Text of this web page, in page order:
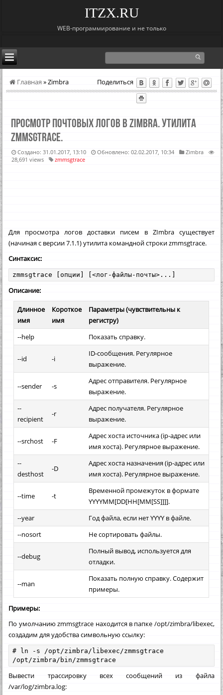
ITZX.RU
WEB-программирование и не только
Главная »Zimbra Поделиться
Просмотр почтовых логов в Zimbra. Утилита
zmmsgtrace.
Создано: 31.01.2017, 13:10 Обновлено: 02.02.2017, 10:34
Zimbra
28,691 views
zmmsgtrace
Для просмотра логов доставки писем в ZImbra существует
(начиная с версии 7.1.1) утилита командной строки zmmsgtrace.
Синтаксис:
zmmsgtrace [опции] [<лог-файлы-почты>...]
Описание:
Длинное
имя
Короткое
имя
Параметры (чувствительны к
регистру)
--help
Показать справку.
--id -i
ID-сообщения. Регулярное
выражение.
--sender -s
Адрес отправителя. Регулярное
выражение.
--
recipient
-r
Адрес получателя. Регулярное
выражение.
--srchost -F
Адрес хоста источника (ip-адрес или
имя хоста). Регулярное выражение.
--
desthost
-D
Адрес хоста назначения (ip-адрес или
имя хоста). Регулярное выражение.
--time -t
Временной промежуток в формате
YYYYMM[DD[HH[MM[SS]]]].
--year
Год файла, если нет YYYY в файле.
--nosort
Не сортировать файлы.
--debug
Полный вывод, используется для
отладки.
--man
Показать полную справку. Содержит
примеры.
Примеры:
По умолчанию zmmsgtrace находится в папке /opt/zimbra/libexec,
создадим для удобства символьную ссылку:
# ln -s /opt/zimbra/libexec/zmmsgtrace
/opt/zimbra/bin/zmmsgtrace
Вывести трассировку всех сообщений из файла
/var/log/zimbra.log: